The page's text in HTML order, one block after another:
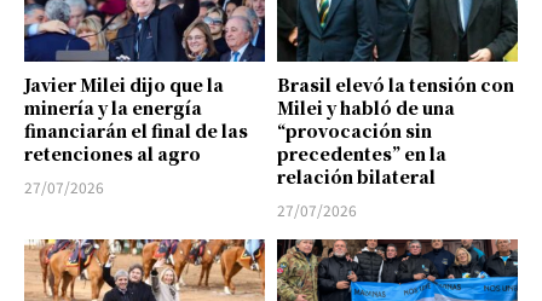
Javier Milei dijo que la
minería y la energía
financiarán el final de las
retenciones al agro
27/07/2026
Brasil elevó la tensión con
Milei y habló de una
“provocación sin
precedentes” en la
relación bilateral
27/07/2026